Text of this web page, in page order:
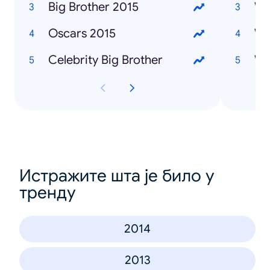
Big Brother 2015
Oscars 2015
Celebrity Big Brother
Истражите шта је било у
тренду
2014
2013